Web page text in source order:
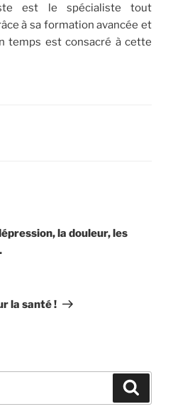
est le spécialiste tout
à sa formation avancée et
temps est consacré à cette
la douleur, les
la santé !